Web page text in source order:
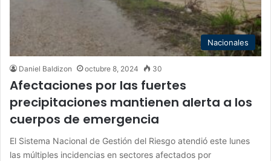
Nacionales
Daniel Baldizon octubre 8, 2024 30
Afectaciones por las fuertes
precipitaciones mantienen alerta a los
cuerpos de emergencia
El Sistema Nacional de Gestión del Riesgo atendió este lunes
las múltiples incidencias en sectores afectados por